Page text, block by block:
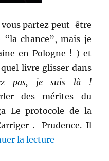
partez peut-être
“la chance”, mais je
en Pologne ! ) et
livre glisser dans
pas, je suis là !
des mérites du
Le protocole de la
. Prudence. Il
la lecture